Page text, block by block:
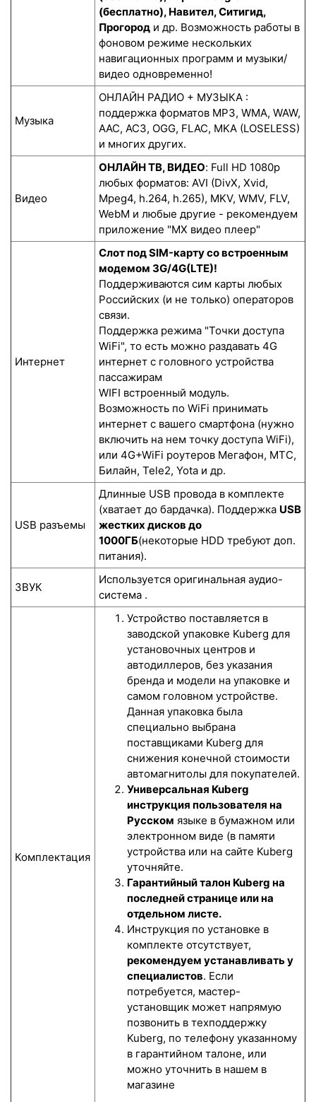
(бесплатно), Навител, Ситигид,
Прогород и др. Возможность работы в
фоновом режиме нескольких
навигационных программ и музыки/
видео одновременно!
Музыка
ОНЛАЙН РАДИО + МУЗЫКА :
поддержка форматов MP3, WMA, WAW,
AAC, AC3, OGG, FLAC, MKA (LOSELESS)
и многих других.
Видео
ОНЛАЙН ТВ, ВИДЕО: Full HD 1080p
любых форматов: AVI (DivX, Xvid,
Mpeg4, h.264, h.265), MKV, WMV, FLV,
WebM и любые другие - рекомендуем
приложение "MX видео плеер"
Интернет
Слот под SIM-карту со встроенным
модемом 3G/4G(LTE)!
Поддерживаются сим карты любых
Российских (и не только) операторов
связи.
Поддержка режима "Точки доступа
WiFi", то есть можно раздавать 4G
интернет с головного устройства
пассажирам
WIFI встроенный модуль.
Возможность по WiFi принимать
интернет с вашего смартфона (нужно
включить на нем точку доступа WiFi),
или 4G+WiFi роутеров Мегафон, МТС,
Билайн, Tele2, Yota и др.
USB разъемы
Длинные USB провода в комплекте
(хватает до бардачка). Поддержка USB
жестких дисков до
1000ГБ(некоторые HDD требуют доп.
питания).
ЗВУК
Используется оригинальная аудио-
система .
Комплектация
Устройство поставляется в
заводской упаковке Kuberg для
установочных центров и
автодиллеров, без указания
бренда и модели на упаковке и
самом головном устройстве.
Данная упаковка была
специально выбрана
поставщиками Kuberg для
снижения конечной стоимости
автомагнитолы для покупателей.
Универсальная Kuberg
инструкция пользователя на
Русском языке в бумажном или
электронном виде (в памяти
устройства или на сайте Kuberg
уточняйте.
Гарантийный талон Kuberg на
последней странице или на
отдельном листе.
Инструкция по установке в
комплекте отсутствует,
рекомендуем устанавливать у
специалистов. Если
потребуется, мастер-
установщик может напрямую
позвонить в техподдержку
Kuberg, по телефону указанному
в гарантийном талоне, или
можно уточнить в нашем в
магазине